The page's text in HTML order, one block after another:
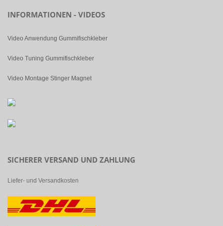
INFORMATIONEN - VIDEOS
Video Anwendung Gummifischkleber
Video Tuning Gummifischkleber
Video Montage Stinger Magnet
SICHERER VERSAND UND ZAHLUNG
Liefer- und Versandkosten